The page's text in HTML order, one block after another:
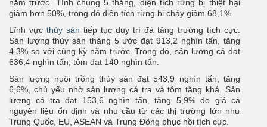
năm trước. Tính chung 5 tháng, diện tích rừng bị thiệt hại
giảm hơn 50%, trong đó diện tích rừng bị cháy giảm 68,1%.
Lĩnh vực thủy sản tiếp tục duy trì đà tăng trưởng tích cực.
Sản lượng thủy sản tháng 5 ước đạt 913,2 nghìn tấn, tăng
4,3% so với cùng kỳ năm trước. Trong đó, sản lượng cá đạt
636,4 nghìn tấn; tôm đạt 140 nghìn tấn.
Sản lượng nuôi trồng thủy sản đạt 543,9 nghìn tấn, tăng
6,6%, chủ yếu nhờ sản lượng cá tra và tôm tăng khá. Sản
lượng cá tra đạt 153,6 nghìn tấn, tăng 5,9% do giá cá
nguyên liệu ổn định và nhu cầu từ các thị trường lớn như
Trung Quốc, EU, ASEAN và Trung Đông phục hồi tích cực.